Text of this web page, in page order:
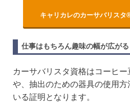
キャリカレのカーサバリスタ
仕事はもちろん趣味の幅が広がる
カーサバリスタ資格はコーヒ
や、抽出のための器具の使用
いる証明となります。